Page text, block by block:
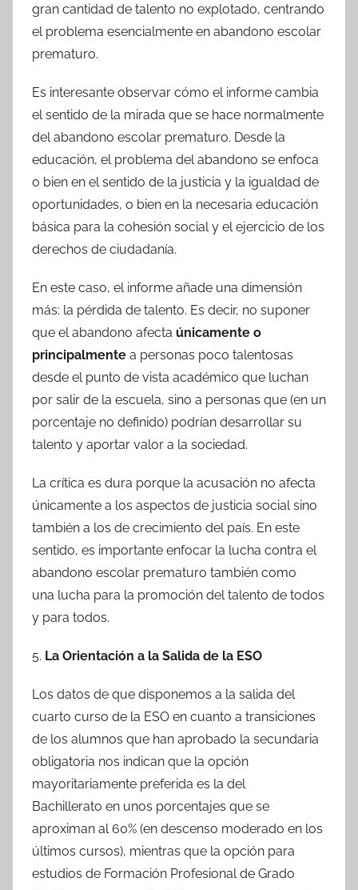
gran cantidad de talento no explotado, centrando
el problema esencialmente en abandono escolar
prematuro.
Es interesante observar cómo el informe cambia
el sentido de la mirada que se hace normalmente
del abandono escolar prematuro. Desde la
educación, el problema del abandono se enfoca
o bien en el sentido de la justicia y la igualdad de
oportunidades, o bien en la necesaria educación
básica para la cohesión social y el ejercicio de los
derechos de ciudadanía.
En este caso, el informe añade una dimensión
más: la pérdida de talento. Es decir, no suponer
que el abandono afecta únicamente o
principalmente a personas poco talentosas
desde el punto de vista académico que luchan
por salir de la escuela, sino a personas que (en un
porcentaje no definido) podrían desarrollar su
talento y aportar valor a la sociedad.
La crítica es dura porque la acusación no afecta
únicamente a los aspectos de justicia social sino
también a los de crecimiento del país. En este
sentido, es importante enfocar la lucha contra el
abandono escolar prematuro también como
una lucha para la promoción del talento de todos
y para todos.
5. La Orientación a la Salida de la ESO
Los datos de que disponemos a la salida del
cuarto curso de la ESO en cuanto a transiciones
de los alumnos que han aprobado la secundaria
obligatoria nos indican que la opción
mayoritariamente preferida es la del
Bachillerato en unos porcentajes que se
aproximan al 60% (en descenso moderado en los
últimos cursos), mientras que la opción para
estudios de Formación Profesional de Grado